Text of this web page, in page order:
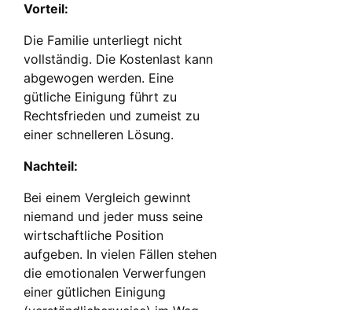
Vorteil:
Die Familie unterliegt nicht
vollständig. Die Kostenlast kann
abgewogen werden. Eine
gütliche Einigung führt zu
Rechtsfrieden und zumeist zu
einer schnelleren Lösung.
Nachteil:
Bei einem Vergleich gewinnt
niemand und jeder muss seine
wirtschaftliche Position
aufgeben. In vielen Fällen stehen
die emotionalen Verwerfungen
einer gütlichen Einigung